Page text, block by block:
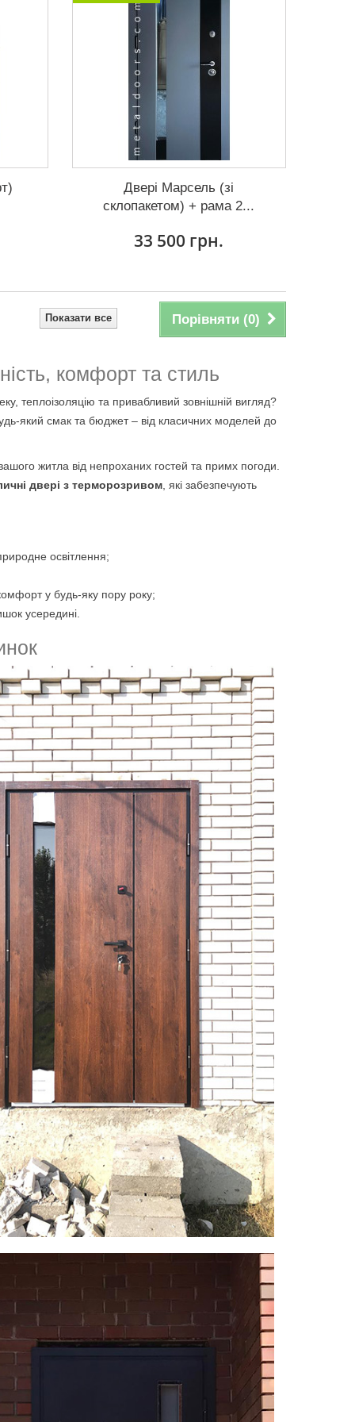
Двері Марсель (зі
склопакетом) + рама 2...
33 500 грн.
Порівняти (0)
Показати все
комфорт та стиль
теплоізоляцію та привабливий зовнішній вигляд?
який смак та бюджет – від класичних моделей до
житла від непроханих гостей та примх погоди.
двері з терморозривом , які забезпечують
освітлення;
у будь-яку пору року;
усередині.